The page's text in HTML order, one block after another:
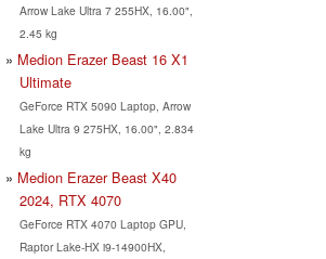
Arrow Lake Ultra 7 255HX, 16.00",
2.45 kg
Medion Erazer Beast 16 X1
Ultimate
GeForce RTX 5090 Laptop, Arrow
Lake Ultra 9 275HX, 16.00", 2.834
kg
Medion Erazer Beast X40
2024, RTX 4070
GeForce RTX 4070 Laptop GPU,
Raptor Lake-HX i9-14900HX,